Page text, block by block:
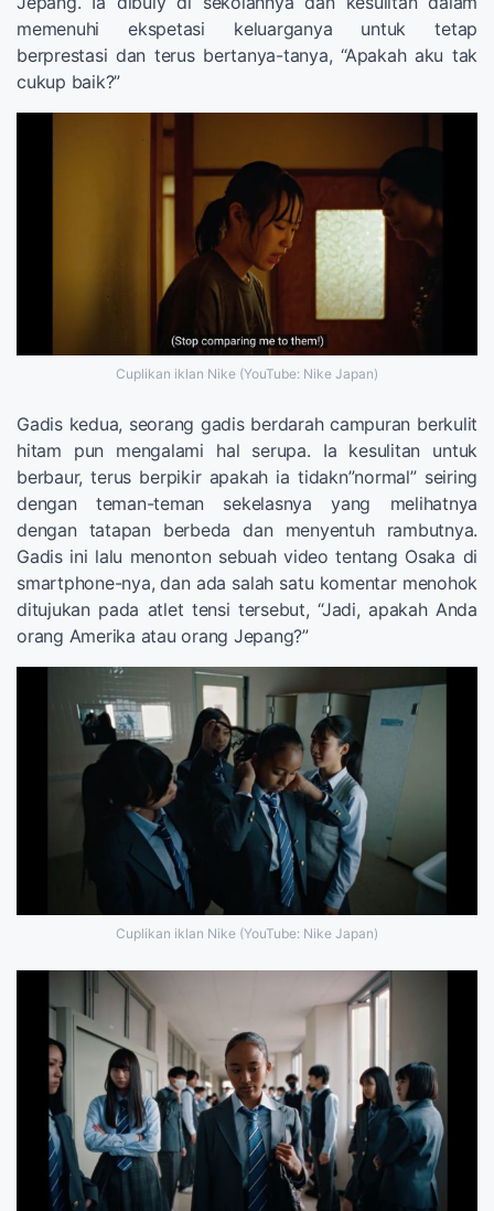
memenuhi ekspetasi keluarganya untuk tetap
berprestasi dan terus bertanya-tanya, “Apakah aku tak
cukup baik?”
Cuplikan iklan Nike (YouTube: Nike Japan)
Gadis kedua, seorang gadis berdarah campuran berkulit
hitam pun mengalami hal serupa. Ia kesulitan untuk
berbaur, terus berpikir apakah ia tidakn”normal” seiring
dengan teman-teman sekelasnya yang melihatnya
dengan tatapan berbeda dan menyentuh rambutnya.
Gadis ini lalu menonton sebuah video tentang Osaka di
smartphone-nya, dan ada salah satu komentar menohok
ditujukan pada atlet tensi tersebut, “Jadi, apakah Anda
orang Amerika atau orang Jepang?”
Cuplikan iklan Nike (YouTube: Nike Japan)